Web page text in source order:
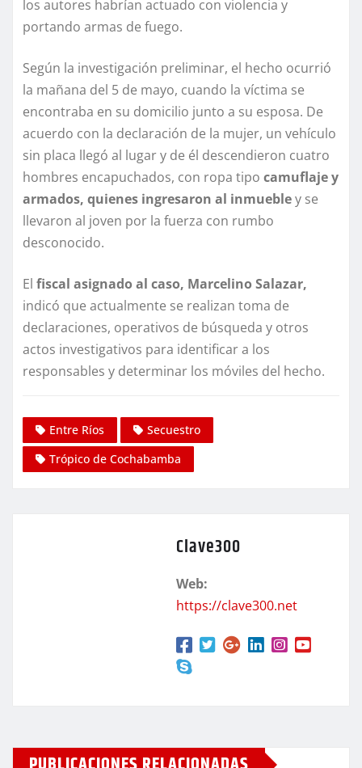
los autores habrían actuado con violencia y
portando armas de fuego.
Según la investigación preliminar, el hecho ocurrió
la mañana del 5 de mayo, cuando la víctima se
encontraba en su domicilio junto a su esposa. De
acuerdo con la declaración de la mujer, un vehículo
sin placa llegó al lugar y de él descendieron cuatro
hombres encapuchados, con ropa tipo camuflaje y
armados, quienes ingresaron al inmuebley se
llevaron al joven por la fuerza con rumbo
desconocido.
El fiscal asignado al caso, Marcelino Salazar,
indicó que actualmente se realizan toma de
declaraciones, operativos de búsqueda y otros
actos investigativos para identificar a los
responsables y determinar los móviles del hecho.
Entre Ríos
Secuestro
Trópico de Cochabamba
Clave300
Web:
https://clave300.net